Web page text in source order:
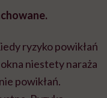
ryzyko powikłań
niestety naraża
powikłań.